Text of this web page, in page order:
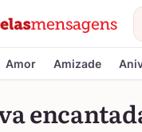
Amor Amizade